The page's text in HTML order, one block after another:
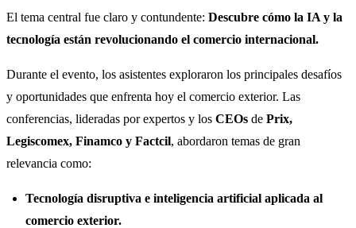
El tema central fue claro y contundente: Descubre cómo la IA y la
tecnología están revolucionando el comercio internacional.
Durante el evento, los asistentes exploraron los principales desafíos
y oportunidades que enfrenta hoy el comercio exterior. Las
conferencias, lideradas por expertos y los CEOs de Prix,
Legiscomex, Finamco y Factcil, abordaron temas de gran
relevancia como:
Tecnología disruptiva e inteligencia artificial aplicada al
comercio exterior.